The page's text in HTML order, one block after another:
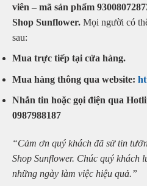
viên – mã sản phẩm
Shop Sunflower. Mọi người có
sau:
Mua trực tiếp tại cửa hàng.
Mua hàng thông qua website:
Nhắn tin hoặc gọi điện qua
0987988187
“Cảm ơn quý khách đã sử tin
Shop Sunflower. Chúc quý khách
những ngày làm việc hiệu quả.”